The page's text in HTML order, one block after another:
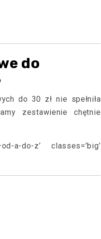
do
do 30 zł nie spełniła
zestawienie chętnie
a-do-z’ classes=’big’